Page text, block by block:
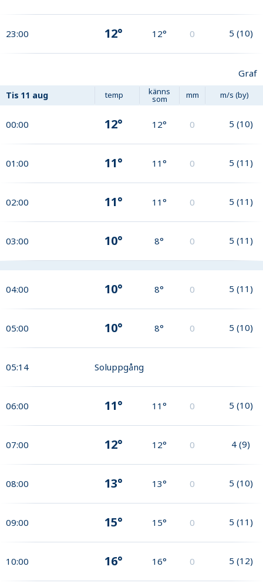
23:00 12° 12° 0 5 (10)
Graf
Tis 11 aug temp känns
som mm m/s (by)
00:00 12° 12° 0 5 (10)
01:00 11° 11° 0 5 (11)
02:00 11° 11° 0 5 (11)
03:00 10° 8° 0 5 (11)
04:00 10° 8° 0 5 (11)
05:00 10° 8° 0 5 (10)
05:14 Soluppgång
06:00 11° 11° 0 5 (10)
07:00 12° 12° 0 4 (9)
08:00 13° 13° 0 5 (10)
09:00 15° 15° 0 5 (11)
10:00 16° 16° 0 5 (12)